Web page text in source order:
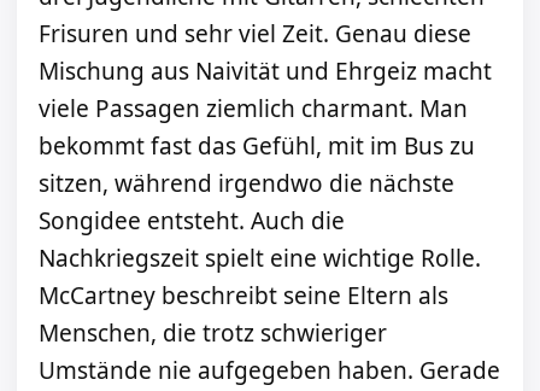
Frisuren und sehr viel Zeit. Genau diese
Mischung aus Naivität und Ehrgeiz macht
viele Passagen ziemlich charmant. Man
bekommt fast das Gefühl, mit im Bus zu
sitzen, während irgendwo die nächste
Songidee entsteht. Auch die
Nachkriegszeit spielt eine wichtige Rolle.
McCartney beschreibt seine Eltern als
Menschen, die trotz schwieriger
Umstände nie aufgegeben haben. Gerade